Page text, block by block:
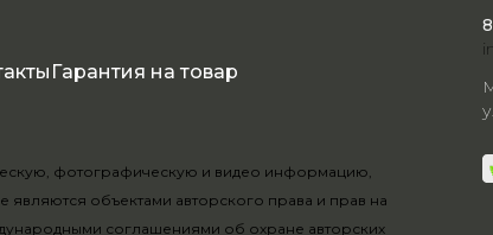
Гарантия на товар
фотографическую и видео информацию,
объектами авторского права и прав на
соглашениями об охране авторских